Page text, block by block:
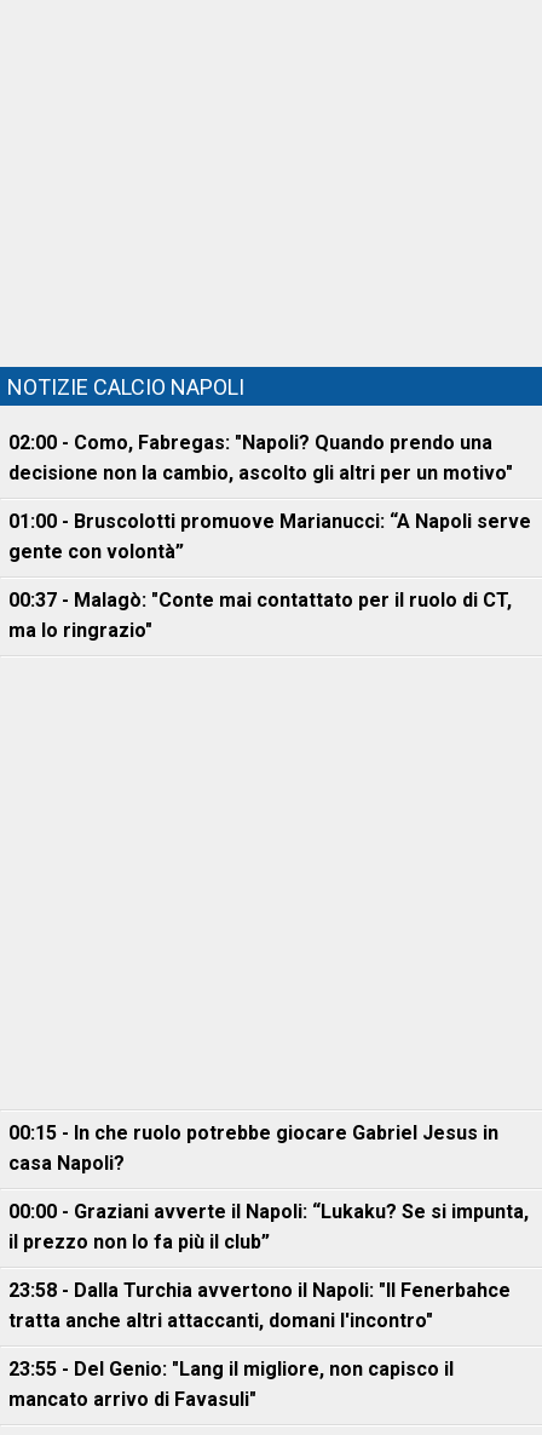
NOTIZIE CALCIO NAPOLI
02:00 - Como, Fabregas: "Napoli? Quando prendo una
decisione non la cambio, ascolto gli altri per un motivo"
01:00 - Bruscolotti promuove Marianucci: “A Napoli serve
gente con volontà”
00:37 - Malagò: "Conte mai contattato per il ruolo di CT,
ma lo ringrazio"
00:15 - In che ruolo potrebbe giocare Gabriel Jesus in
casa Napoli?
00:00 - Graziani avverte il Napoli: “Lukaku? Se si impunta,
il prezzo non lo fa più il club”
23:58 - Dalla Turchia avvertono il Napoli: "Il Fenerbahce
tratta anche altri attaccanti, domani l'incontro"
23:55 - Del Genio: "Lang il migliore, non capisco il
mancato arrivo di Favasuli"